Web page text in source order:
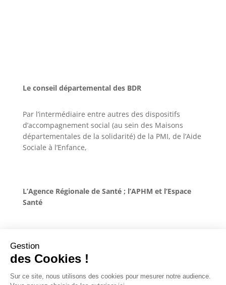
Le conseil départemental des BDR
Par l’intermédiaire entre autres des dispositifs
d’accompagnement social (au sein des Maisons
départementales de la solidarité) de la PMI, de l’Aide
Sociale à l’Enfance,
L’Agence Régionale de Santé ; l’APHM et l’Espace
Santé
Le Programme de Réussite Educative à Marseille est
Gestion
des Cookies !
Sur ce site, nous utilisons des cookies pour mesurer notre audience.